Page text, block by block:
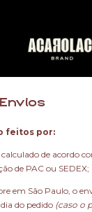
feitos por:
de acordo
de PAC ou SEDEX;
em São Paulo, o
do pedido (caso o